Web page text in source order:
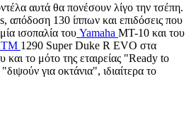
αυτά θα πονέσουν λίγο την τσέπη.
απόδοση 130 ίππων και επιδόσεις που
ισοπαλία του Yamaha MT-10 και του
1290 Super Duke R EVO στα
το μότο της εταιρείας "Ready to
για οκτάνια", ιδιαίτερα το